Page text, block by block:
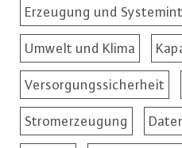
Erzeugung und
Umwelt und Klima
Versorgungssicherheit
Stromerzeugung